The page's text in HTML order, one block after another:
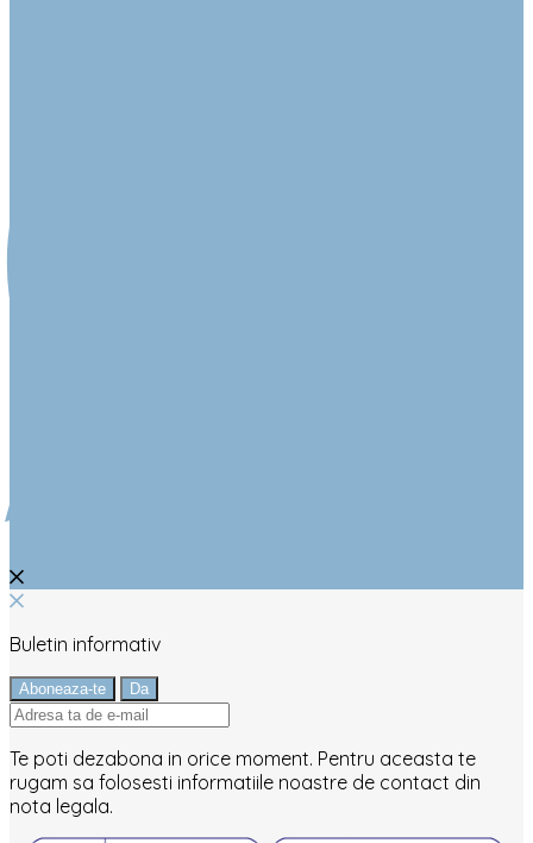
Buletin informativ
Te poti dezabona in orice moment. Pentru aceasta te
rugam sa folosesti informatiile noastre de contact din
nota legala.